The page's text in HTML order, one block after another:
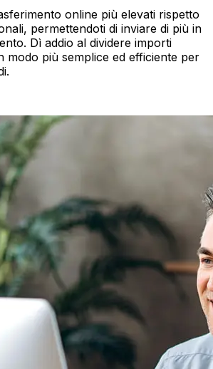
online più elevati rispetto
permettendoti di inviare di più in
Dì addio al dividere importi
modo più semplice ed efficiente per